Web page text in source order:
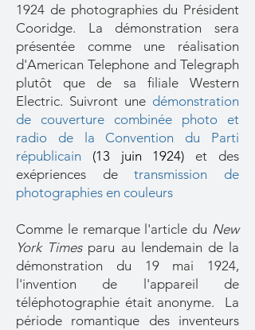
1924 de photographies du Président
Cooridge. La démonstration sera
présentée comme une réalisation
d'American Telephone and Telegraph
plutôt que de sa filiale Western
Electric. Suivront une démonstration
de couverture combinée photo et
radio de la Convention du Parti
républicain (13 juin 1924)
et des
exépriences detransmission de
photographies en couleurs
Comme le remarque l'article du New
York Timesparu au lendemain de la
démonstration du 19 mai 1924,
l'invention de l'appareil de
téléphotographie était anonyme. La
période romantique des inventeurs